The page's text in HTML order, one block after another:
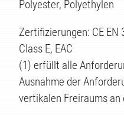
Polyester, Polyethylen
Zertifizierungen: CE EN
Class E, EAC
(1) erfüllt alle
Ausnahme der
vertikalen Freiraums